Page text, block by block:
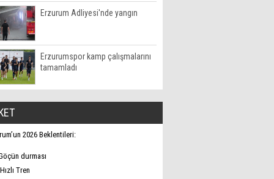
Erzurum Adliyesi'nde yangın
Erzurumspor kamp çalışmalarını
tamamladı
2026 Beklentileri:
durması
Tren